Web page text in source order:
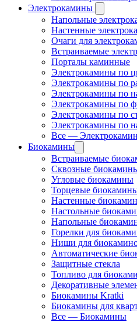
Электрокамины
Напольные
Настенные
Очаги для
Встраиваемые
Порталы каминные
Электрокамины по
Электрокамины по
Электрокамины по
Электрокамины по
Электрокамины по
Электрокамины по
Все —
Биокамины
Встраиваемые
Сквозные
Угловые биокамины
Торцевые
Настенные
Настольные
Напольные
Горелки для
Ниши для
Автоматические
Защитные стекла
Топливо для
Декоративные
Биокамины Kratki
Биокамины для
Все — Биокамины